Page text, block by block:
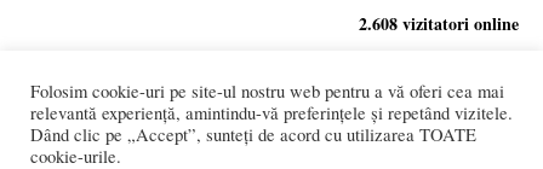
2.608 vizitatori online
REDACȚIA:
Folosim cookie-uri pe site-ul nostru web pentru a vă oferi cea mai
relevantă experiență, amintindu-vă preferințele și repetând vizitele.
Dând clic pe „Accept”, sunteți de acord cu utilizarea TOATE
cookie-urile.